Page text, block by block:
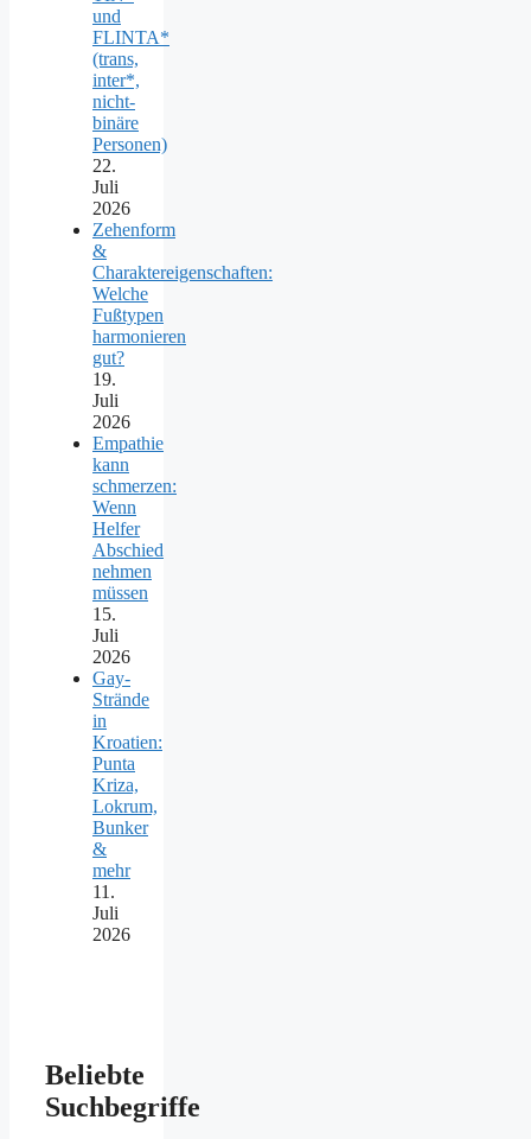
und
FLINTA*
(trans,
inter*,
nicht-
binäre
Personen)
22.
Juli
2026
Zehenform
&
Charaktereigenschaften:
Welche
Fußtypen
harmonieren
gut?
19.
Juli
2026
Empathie
kann
schmerzen:
Wenn
Helfer
Abschied
nehmen
müssen
15.
Juli
2026
Gay-
Strände
in
Kroatien:
Punta
Kriza,
Lokrum,
Bunker
&
mehr
11.
Juli
2026
Beliebte
Suchbegriffe